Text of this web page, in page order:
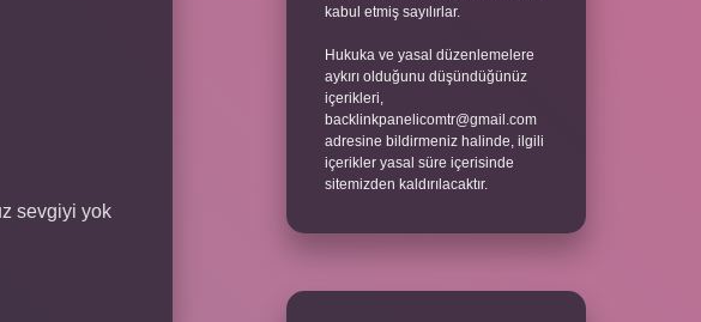
sevgiyi yok
kabul etmiş sayılırlar.
Hukuka ve yasal düzenlemelere
aykırı olduğunu düşündüğünüz
içerikleri,
backlinkpanelicomtr@gmail.com
adresine bildirmeniz halinde, ilgili
içerikler yasal süre içerisinde
sitemizden kaldırılacaktır.